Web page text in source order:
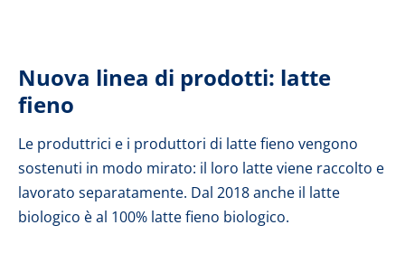
Nuova linea di prodotti: latte
fieno
Le produttrici e i produttori di latte fieno vengono
sostenuti in modo mirato: il loro latte viene raccolto e
lavorato separatamente. Dal 2018 anche il latte
biologico è al 100% latte fieno biologico.